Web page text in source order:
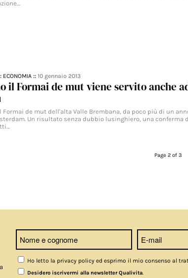
ECONOMIA ::10 gennaio 2013
il Formai de mut viene servito anche
Formai de mut dell'alta Valle Brembana, da poco più di un
Un risultato senza dubbio lusinghiero, una conferma
Page 2 of 3
Ho letto la privacy policy ed esprimo il mio consenso al
Desidero iscrivermi alla newsletter Qualivita